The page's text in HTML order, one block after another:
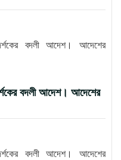
বদলী আদেশ। আদেশের
বদলী আদেশ। আদেশের
বদলী আদেশ। আদেশের